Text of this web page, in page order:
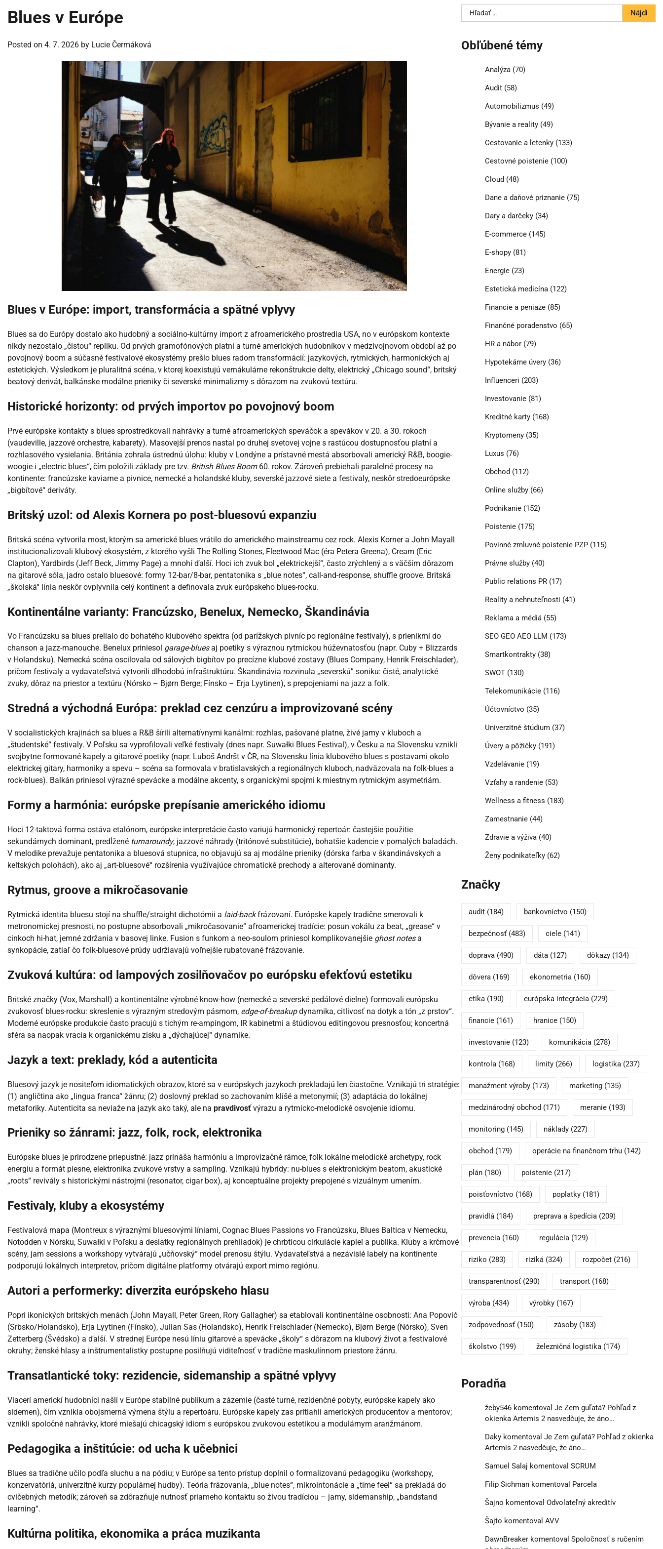
Blues v Európe
Posted on 4. 7. 2026 by Lucie Čermáková
Blues v Európe: import, transformácia a spätné vplyvy
Blues sa do Európy dostalo ako hudobný a sociálno-kultúrny import z afroamerického prostredia USA, no v európskom kontexte
nikdy nezostalo „čistou“ repliku. Od prvých gramofónových platní a turné amerických hudobníkov v medzivojnovom období až po
povojnový boom a súčasné festivalové ekosystémy prešlo blues radom transformácií: jazykových, rytmických, harmonických aj
estetických. Výsledkom je pluralitná scéna, v ktorej koexistujú vernákulárne rekonštrukcie delty, elektrický „Chicago sound“, britský
beatový derivát, balkánske modálne prieniky či severské minimalizmy s dôrazom na zvukovú textúru.
Historické horizonty: od prvých importov po povojnový boom
Prvé európske kontakty s blues sprostredkovali nahrávky a turné afroamerických speváčok a spevákov v 20. a 30. rokoch
(vaudeville, jazzové orchestre, kabarety). Masovejší prenos nastal po druhej svetovej vojne s rastúcou dostupnosťou platní a
rozhlasového vysielania. Británia zohrala ústrednú úlohu: kluby v Londýne a prístavné mestá absorbovali americký R&B, boogie-
woogie i „electric blues“, čím položili základy pre tzv. British Blues Boom60. rokov. Zároveň prebiehali paralelné procesy na
kontinente: francúzske kaviarne a pivnice, nemecké a holandské kluby, severské jazzové siete a festivaly, neskôr stredoeurópske
„bigbítové“ deriváty.
Britský uzol: od Alexis Kornera po post-bluesovú expanziu
Britská scéna vytvorila most, ktorým sa americké blues vrátilo do amerického mainstreamu cez rock. Alexis Korner a John Mayall
institucionalizovali klubový ekosystém, z ktorého vyšli The Rolling Stones, Fleetwood Mac (éra Petera Greena), Cream (Eric
Clapton), Yardbirds (Jeff Beck, Jimmy Page) a mnohí ďalší. Hoci ich zvuk bol „elektrickejší“, často zrýchlený a s väčším dôrazom
na gitarové sóla, jadro ostalo bluesové: formy 12-bar/8-bar, pentatonika s „blue notes“, call-and-response, shuffle groove. Britská
„školská“ línia neskôr ovplyvnila celý kontinent a definovala zvuk európskeho blues-rocku.
Kontinentálne varianty: Francúzsko, Benelux, Nemecko, Škandinávia
Vo Francúzsku sa blues prelialo do bohatého klubového spektra (od parížskych pivníc po regionálne festivaly), s prienikmi do
chanson a jazz-manouche. Benelux priniesol garage-bluesaj poetiky s výraznou rytmickou húževnatosťou (napr. Cuby + Blizzards
v Holandsku). Nemecká scéna oscilovala od sálových bigbítov po precízne klubové zostavy (Blues Company, Henrik Freischlader),
pričom festivaly a vydavateľstvá vytvorili dlhodobú infraštruktúru. Škandinávia rozvinula „severskú” soniku: čisté, analytické
zvuky, dôraz na priestor a textúru (Nórsko – Bjørn Berge; Fínsko – Erja Lyytinen), s prepojeniami na jazz a folk.
Stredná a východná Európa: preklad cez cenzúru a improvizované scény
V socialistických krajinách sa blues a R&B šírili alternatívnymi kanálmi: rozhlas, pašované platne, živé jamy v kluboch a
„študentské“ festivaly. V Poľsku sa vyprofilovali veľké festivaly (dnes napr. Suwałki Blues Festival), v Česku a na Slovensku vznikli
svojbytne formované kapely a gitarové poetiky (napr. Luboš Andršt v ČR, na Slovensku línia klubového blues s postavami okolo
elektrickej gitary, harmoniky a spevu – scéna sa formovala v bratislavských a regionálnych kluboch, nadväzovala na folk-blues a
rock-blues). Balkán priniesol výrazné spevácke a modálne akcenty, s organickými spojmi k miestnym rytmickým asymetriám.
Formy a harmónia: európske prepísanie amerického idiomu
Hoci 12-taktová forma ostáva etalónom, európske interpretácie často variujú harmonický repertoár: častejšie použitie
sekundárnych dominant, predĺžené turnaroundy, jazzové náhrady (tritónové substitúcie), bohatšie kadencie v pomalých baladách.
V melodike prevažuje pentatonika a bluesová stupnica, no objavujú sa aj modálne prieniky (dórska farba v škandinávskych a
keltských polohách), ako aj „art-bluesové“ rozšírenia využívajúce chromatické prechody a alterované dominanty.
Rytmus, groove a mikročasovanie
Rytmická identita bluesu stojí na shuffle/straight dichotómii a laid-backfrázovaní. Európske kapely tradične smerovali k
metronomickej presnosti, no postupne absorbovali „mikročasovanie“ afroamerickej tradície: posun vokálu za beat, „grease“ v
cinkoch hi-hat, jemné zdržania v basovej linke. Fusion s funkom a neo-soulom priniesol komplikovanejšie ghost notesa
synkopácie, zatiaľ čo folk-bluesové prúdy udržiavajú voľnejšie rubatované frázovanie.
Zvuková kultúra: od lampových zosilňovačov po európsku efekťovú estetiku
Britské značky (Vox, Marshall) a kontinentálne výrobné know-how (nemecké a severské pedálové dielne) formovali európsku
zvukovosť blues-rocku: skreslenie s výrazným stredovým pásmom, edge-of-breakupdynamika, citlivosť na dotyk a tón „z prstov“.
Moderné európske produkcie často pracujú s tichým re-ampingom, IR kabinetmi a štúdiovou editingovou presnosťou; koncertná
sféra sa naopak vracia k organickému zisku a „dýchajúcej“ dynamike.
Jazyk a text: preklady, kód a autenticita
Bluesový jazyk je nositeľom idiomatických obrazov, ktoré sa v európskych jazykoch prekladajú len čiastočne. Vznikajú tri stratégie:
(1) angličtina ako „lingua franca“ žánru; (2) doslovný preklad so zachovaním klišé a metonymií; (3) adaptácia do lokálnej
metaforiky. Autenticita sa neviaže na jazyk ako taký, ale na pravdivosťvýrazu a rytmicko-melodické osvojenie idiomu.
Prieniky so žánrami: jazz, folk, rock, elektronika
Európske blues je prirodzene priepustné: jazz prináša harmóniu a improvizačné rámce, folk lokálne melodické archetypy, rock
energiu a formát piesne, elektronika zvukové vrstvy a sampling. Vznikajú hybridy: nu-blues s elektronickým beatom, akustické
„roots“ revivály s historickými nástrojmi (resonator, cigar box), aj konceptuálne projekty prepojené s vizuálnym umením.
Festivaly, kluby a ekosystémy
Festivalová mapa (Montreux s výraznými bluesovými líniami, Cognac Blues Passions vo Francúzsku, Blues Baltica v Nemecku,
Notodden v Nórsku, Suwałki v Poľsku a desiatky regionálnych prehliadok) je chrbticou cirkulácie kapiel a publika. Kluby a krčmové
scény, jam sessions a workshopy vytvárajú „učňovský“ model prenosu štýlu. Vydavateľstvá a nezávislé labely na kontinente
podporujú lokálnych interpretov, pričom digitálne platformy otvárajú export mimo regiónu.
Autori a performerky: diverzita európskeho hlasu
Popri ikonických britských menách (John Mayall, Peter Green, Rory Gallagher) sa etablovali kontinentálne osobnosti: Ana Popović
(Srbsko/Holandsko), Erja Lyytinen (Fínsko), Julian Sas (Holandsko), Henrik Freischlader (Nemecko), Bjørn Berge (Nórsko), Sven
Zetterberg (Švédsko) a ďalší. V strednej Európe nesú líniu gitarové a spevácke „školy“ s dôrazom na klubový život a festivalové
okruhy; ženské hlasy a inštrumentalistky postupne posilňujú viditeľnosť v tradične maskulínnom priestore žánru.
Transatlantické toky: rezidencie, sidemanship a spätné vplyvy
Viacerí americkí hudobníci našli v Európe stabilné publikum a zázemie (časté turné, rezidenčné pobyty, európske kapely ako
sidemen), čím vznikla obojsmerná výmena štýlu a repertoáru. Európske kapely zas pritiahli amerických producentov a mentorov;
vznikli spoločné nahrávky, ktoré miešajú chicagský idiom s európskou zvukovou estetikou a modulárnym aranžmánom.
Pedagogika a inštitúcie: od ucha k učebnici
Blues sa tradične učilo podľa sluchu a na pódiu; v Európe sa tento prístup doplnil o formalizovanú pedagogiku (workshopy,
konzervatóriá, univerzitné kurzy populárnej hudby). Teória frázovania, „blue notes“, mikrointonácie a „time feel“ sa prekladá do
cvičebných metodík; zároveň sa zdôrazňuje nutnosť priameho kontaktu so živou tradíciou – jamy, sidemanship, „bandstand
learning“.
Kultúrna politika, ekonomika a práca muzikanta
Hľadať:
Obľúbené témy
Analýza(70)
Audit(58)
Automobilizmus (49)
Bývanie a reality(49)
Cestovanie a letenky(133)
Cestovné poistenie(100)
Cloud (48)
Dane a daňové priznanie(75)
Dary a darčeky(34)
E-commerce(145)
E-shopy(81)
Energie(23)
Estetická medicína(122)
Financie a peniaze(85)
Finančné poradenstvo (65)
HR a nábor(79)
Hypotekárne úvery(36)
Influenceri (203)
Investovanie(81)
Kreditné karty(168)
Kryptomeny(35)
Luxus (76)
Obchod (112)
Online služby(66)
Podnikanie(152)
Poistenie(175)
Povinné zmluvné poistenie PZP(115)
Právne služby(40)
Public relations PR(17)
Reality a nehnuteľnosti (41)
Reklama a médiá(55)
SEO GEO AEO LLM (173)
Smartkontrakty(38)
SWOT(130)
Telekomunikácie(116)
Účtovníctvo (35)
Univerzitné štúdium(37)
Úvery a pôžičky(191)
Vzdelávanie(19)
Vzťahy a randenie(53)
Wellness a fitness (183)
Zamestnanie(44)
Zdravie a výživa(40)
Ženy podnikateľky(62)
Značky
audit(184) bankovníctvo (150)
bezpečnosť(483) ciele(141)
doprava(490) dáta(127) dôkazy(134)
dôvera(169) ekonometria(160)
etika(190) európska integrácia(229)
financie(161) hranice(150)
investovanie(123) komunikácia(278)
kontrola(168) limity(266) logistika(237)
manažment výroby(173) marketing(135)
medzinárodný obchod (171) meranie(193)
monitoring(145) náklady(227)
obchod (179) operácie na finančnom trhu(142)
plán(180) poistenie(217)
poisťovníctvo (168) poplatky(181)
pravidlá(184) preprava a špedícia(209)
prevencia(160) regulácia(129)
riziko (283) riziká(324) rozpočet(216)
transparentnosť(290) transport(168)
výroba(434) výrobky(167)
zodpovednosť(150) zásoby(183)
školstvo (199) železničná logistika(174)
Poradňa
žeby546komentoval Je Zem guľatá? Pohľad z
okienka Artemis 2 nasvedčuje, že áno…
Dakykomentoval Je Zem guľatá? Pohľad z okienka
Artemis 2 nasvedčuje, že áno…
Samuel Salaj komentoval SCRUM
Filip Sichmankomentoval Parcela
Šajno komentoval Odvolateľný akreditív
Šajto komentoval AVV
DawnBreakerkomentoval Spoločnosť s ručením